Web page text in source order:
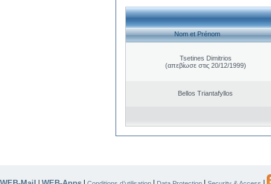
Nom et Prénom
Tsetines Dimitrios
(απεβίωσε στις 20/12/1999)
Bellos Triantafyllos
| | | | |